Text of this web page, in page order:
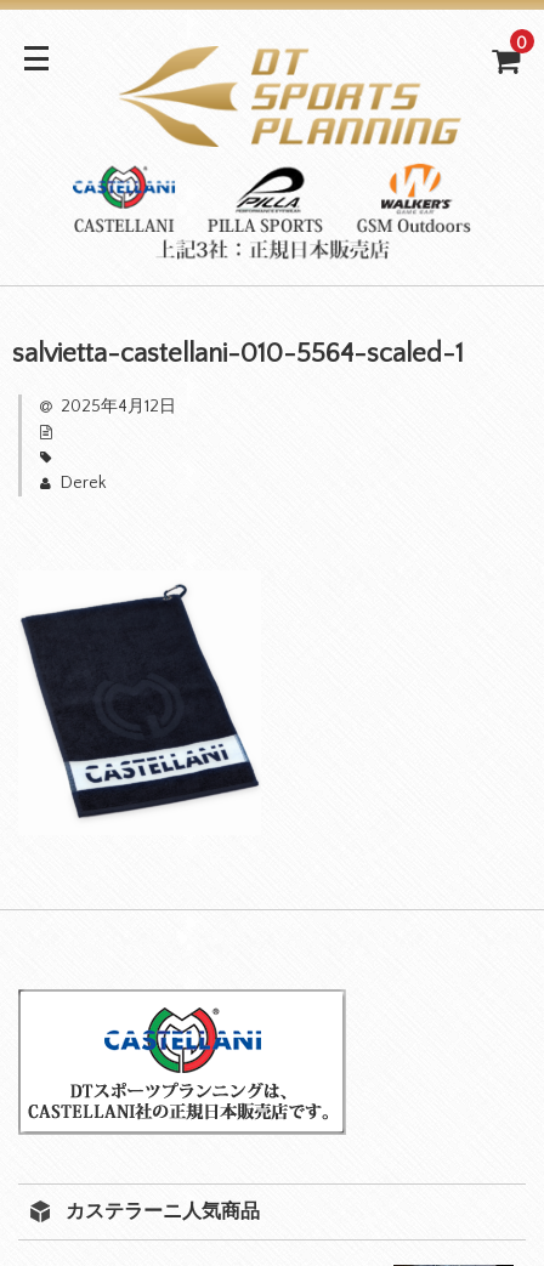
0
salvietta-castellani-010-5564-scaled-1
2025年4月12日
Derek
カステラーニ人気商品